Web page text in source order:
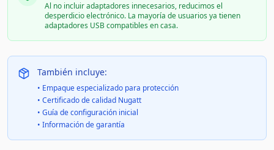
Al no incluir adaptadores innecesarios, reducimos el
desperdicio electrónico. La mayoría de usuarios ya tienen
adaptadores USB compatibles en casa.
También incluye:
• Empaque especializado para protección
• Certificado de calidad Nugatt
• Guía de configuración inicial
• Información de garantía